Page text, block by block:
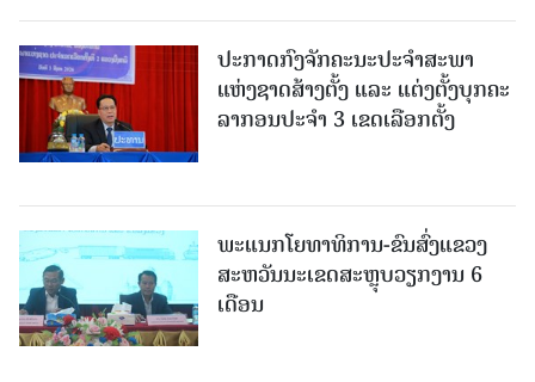
ປະກາດກົງຈັກຄະນະປະຈໍາສະພາ
ແຫ່ງຊາດສ້າງຕັ້ງ ແລະ ແຕ່ງຕັ້ງບຸກຄະ
ລາກອນປະຈໍາ 3 ເຂດເລືອກຕັ້ງ
ພະແນກໂຍທາທິການ-ຂົນສົ່ງແຂວງ
ສະຫວັນນະເຂດສະຫຼຸບວຽກງານ 6
ເດືອນ